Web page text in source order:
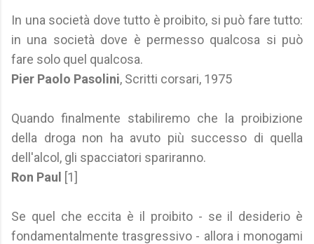
In una società dove tutto è proibito, si può fare tutto:
in una società dove è permesso qualcosa si può
fare solo quel qualcosa.
Pier Paolo Pasolini, Scritti corsari, 1975
Quando finalmente stabiliremo che la proibizione
della droga non ha avuto più successo di quella
dell'alcol, gli spacciatori spariranno.
Ron Paul
[1]
Se quel che eccita è il proibito - se il desiderio è
fondamentalmente trasgressivo - allora i monogami